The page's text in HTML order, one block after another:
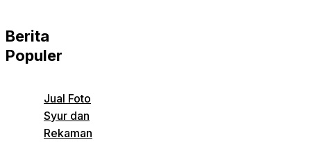
Berita
Populer
Jual Foto
Syur dan
Rekaman